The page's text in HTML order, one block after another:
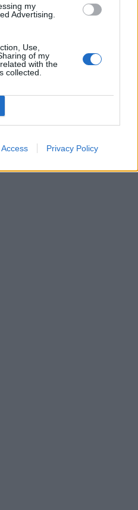
my
Advertising.
Use,
of my
with the
collected.
Privacy Policy